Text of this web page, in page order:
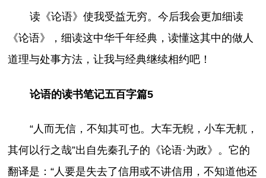
读《论语》使我受益无穷。今后我会更加细读
《论语》，细读这中华千年经典，读懂这其中的做人
道理与处事方法，让我与经典继续相约吧！
论语的读书笔记五百字篇5
“人而无信，不知其可也。大车无輗，小车无軏，
其何以行之哉”出自先秦孔子的《论语·为政》。它的
翻译是：“人要是失去了信用或不讲信用，不知道他还